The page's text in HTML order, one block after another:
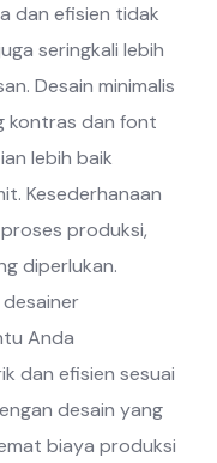
dan efisien tidak
seringkali lebih
Desain minimalis
kontras dan font
lebih baik
Kesederhanaan
produksi,
diperlukan.
Anda
dan efisien sesuai
desain yang
biaya produksi